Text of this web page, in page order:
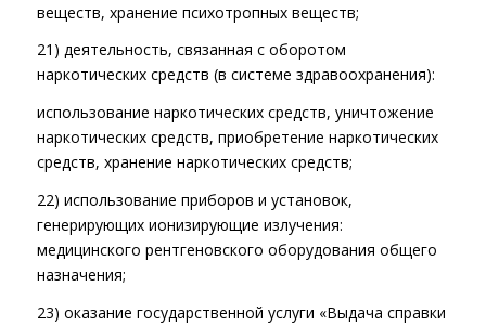
веществ, хранение психотропных веществ;
21) деятельность, связанная с оборотом
наркотических средств (в системе здравоохранения):
использование наркотических средств, уничтожение
наркотических средств, приобретение наркотических
средств, хранение наркотических средств;
22) использование приборов и установок,
генерирующих ионизирующие излучения:
медицинского рентгеновского оборудования общего
назначения;
23) оказание государственной услуги «Выдача справки